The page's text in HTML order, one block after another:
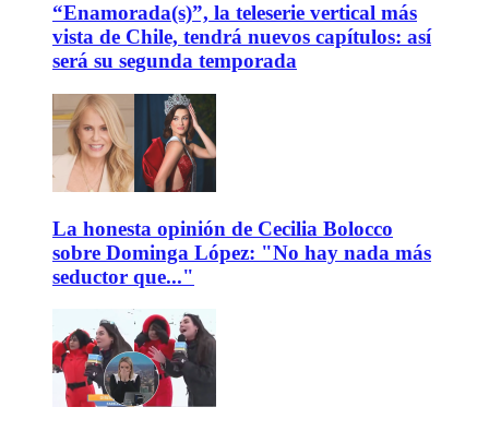
“Enamorada(s)”, la teleserie vertical más
vista de Chile, tendrá nuevos capítulos: así
será su segunda temporada
La honesta opinión de Cecilia Bolocco
sobre Dominga López: "No hay nada más
seductor que..."